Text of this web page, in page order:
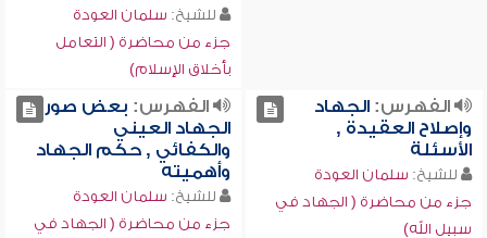
للشيخ: سلمان العودة
جزء من محاضرة ( التعامل
بأخلاق الإسلام)
الفهرس:الجهاد
وإصلاح العقيدة ,
الأسئلة
للشيخ: سلمان العودة
جزء من محاضرة ( الجهاد في
سبيل الله)
الفهرس: بعض صور
الجهاد العيني
والكفائي , حكم الجهاد
وأهميته
للشيخ: سلمان العودة
جزء من محاضرة ( الجهاد في